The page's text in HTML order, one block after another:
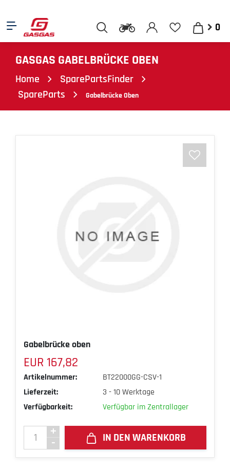
0
GASGAS GABELBRÜCKE OBEN
Home
SparePartsFinder
SpareParts
Gabelbrücke Oben
Gabelbrücke oben
EUR 167,82
Artikelnummer:
BT22000GG-CSV-1
Lieferzeit:
3 - 10 Werktage
Verfügbarkeit:
Verfügbar im Zentrallager
IN DEN WARENKORB